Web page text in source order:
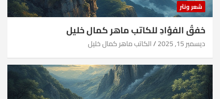
شعر ونثر
خفقُ الفؤادِ للكاتب ماهر كمال خليل
ديسمبر 15, 2025 الكاتب ماهر كمال خليل